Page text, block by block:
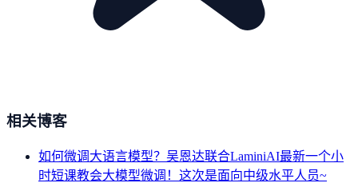
相关博客
如何微调大语言模型？吴恩达联合LaminiAI最新一个小
时短课教会大模型微调！这次是面向中级水平人员~